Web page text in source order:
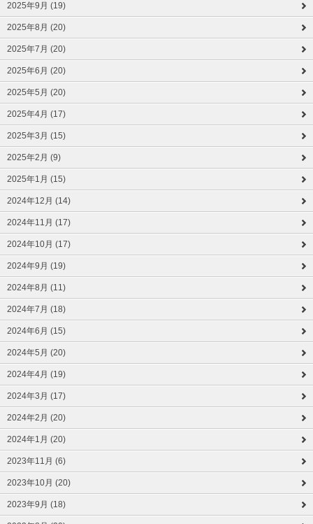
2025年9月 (19)
2025年8月 (20)
2025年7月 (20)
2025年6月 (20)
2025年5月 (20)
2025年4月 (17)
2025年3月 (15)
2025年2月 (9)
2025年1月 (15)
2024年12月 (14)
2024年11月 (17)
2024年10月 (17)
2024年9月 (19)
2024年8月 (11)
2024年7月 (18)
2024年6月 (15)
2024年5月 (20)
2024年4月 (19)
2024年3月 (17)
2024年2月 (20)
2024年1月 (20)
2023年11月 (6)
2023年10月 (20)
2023年9月 (18)